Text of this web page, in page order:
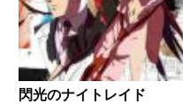
閃光のナイトレイド